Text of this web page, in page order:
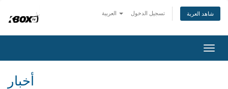
تسجيل الدخول شاهد العربة
أخبار